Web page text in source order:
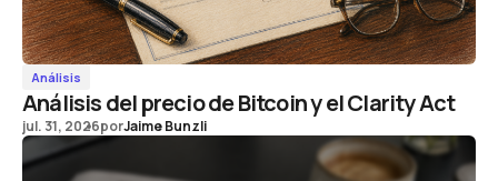
Análisis
Análisis del precio de Bitcoin y el Clarity Act
jul. 31, 2026porJaime Bunzli